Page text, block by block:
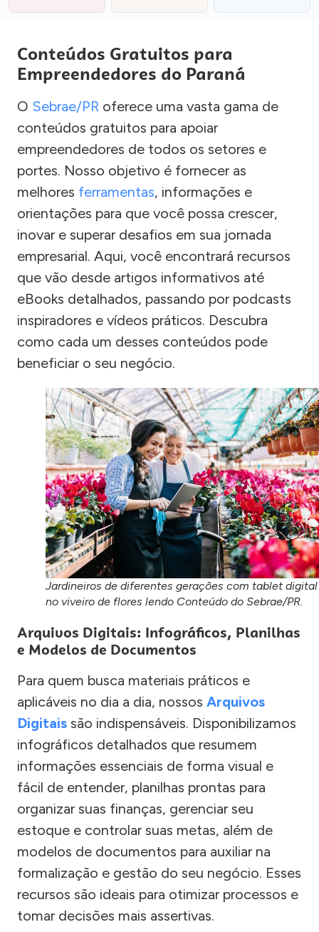
Conteúdos Gratuitos para
Empreendedores do Paraná
O Sebrae/PR oferece uma vasta gama de
conteúdos gratuitos para apoiar
empreendedores de todos os setores e
portes. Nosso objetivo é fornecer as
melhores ferramentas, informações e
orientações para que você possa crescer,
inovar e superar desafios em sua jornada
empresarial. Aqui, você encontrará recursos
que vão desde artigos informativos até
eBooks detalhados, passando por podcasts
inspiradores e vídeos práticos. Descubra
como cada um desses conteúdos pode
beneficiar o seu negócio.
Jardineiros de diferentes gerações com tablet digital
no viveiro de flores lendo Conteúdo do Sebrae/PR.
Arquivos Digitais: Infográficos, Planilhas
e Modelos de Documentos
Para quem busca materiais práticos e
aplicáveis no dia a dia, nossos Arquivos
Digitais são indispensáveis. Disponibilizamos
infográficos detalhados que resumem
informações essenciais de forma visual e
fácil de entender, planilhas prontas para
organizar suas finanças, gerenciar seu
estoque e controlar suas metas, além de
modelos de documentos para auxiliar na
formalização e gestão do seu negócio. Esses
recursos são ideais para otimizar processos e
tomar decisões mais assertivas.